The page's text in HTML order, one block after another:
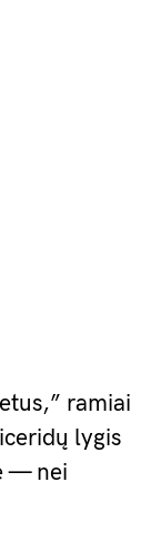
ramiai
lygis
— nei